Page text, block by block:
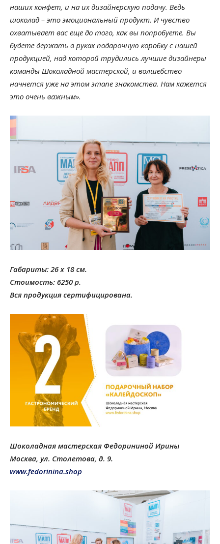
наших конфет, и на их дизайнерскую подачу. Ведь
шоколад – это эмоциональный продукт. И чувство
охватывает вас еще до того, как вы попробуете. Вы
будете держать в руках подарочную коробку с нашей
продукцией, над которой трудились лучшие дизайнеры
команды Шоколадной мастерской, и волшебство
начнется уже на этом этапе знакомства. Нам кажется
это очень важным».
Габариты: 26 x 18 см.
Стоимость: 6250 р.
Вся продукция сертифицирована.
Шоколадная мастерская Федорининой Ирины
Москва, ул. Столетова, д. 9.
www.fedorinina.shop